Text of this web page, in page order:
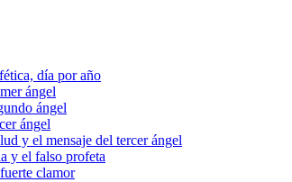
día por año
ángel
ángel
ángel
y el mensaje del tercer ángel
y el falso profeta
clamor